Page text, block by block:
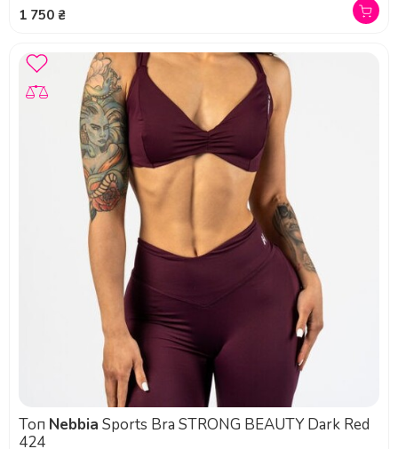
1 750 ₴
Топ Nebbia Sports Bra STRONG BEAUTY Dark Red
424